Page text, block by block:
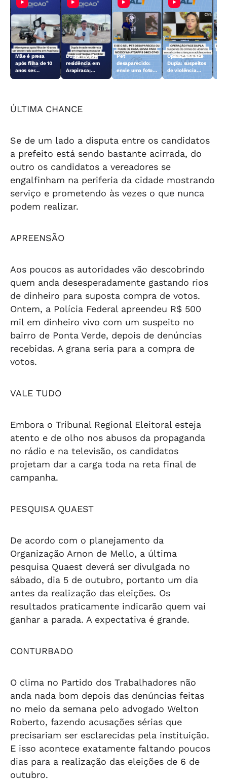
Mãe é presa
após filha de 10
anos ser
Dupla invade
residência em
Arapiraca;
Pet
desaparecido:
envie uma foto
Operação Face
Dupla: suspeitos
de violência
ÚLTIMA CHANCE
Se de um lado a disputa entre os candidatos
a prefeito está sendo bastante acirrada, do
outro os candidatos a vereadores se
engalfinham na periferia da cidade mostrando
serviço e prometendo às vezes o que nunca
podem realizar.
APREENSÃO
Aos poucos as autoridades vão descobrindo
quem anda desesperadamente gastando rios
de dinheiro para suposta compra de votos.
Ontem, a Polícia Federal apreendeu R$ 500
mil em dinheiro vivo com um suspeito no
bairro de Ponta Verde, depois de denúncias
recebidas. A grana seria para a compra de
votos.
VALE TUDO
Embora o Tribunal Regional Eleitoral esteja
atento e de olho nos abusos da propaganda
no rádio e na televisão, os candidatos
projetam dar a carga toda na reta final de
campanha.
PESQUISA QUAEST
De acordo com o planejamento da
Organização Arnon de Mello, a última
pesquisa Quaest deverá ser divulgada no
sábado, dia 5 de outubro, portanto um dia
antes da realização das eleições. Os
resultados praticamente indicarão quem vai
ganhar a parada. A expectativa é grande.
CONTURBADO
O clima no Partido dos Trabalhadores não
anda nada bom depois das denúncias feitas
no meio da semana pelo advogado Welton
Roberto, fazendo acusações sérias que
precisariam ser esclarecidas pela instituição.
E isso acontece exatamente faltando poucos
dias para a realização das eleições de 6 de
outubro.